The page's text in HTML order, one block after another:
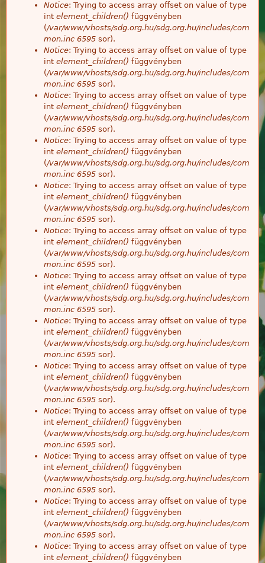
Notice: Trying to access array offset on value of type
int element_children() függvényben
(/var/www/vhosts/sdg.org.hu/sdg.org.hu/includes/com
mon.inc 6595 sor).
Notice: Trying to access array offset on value of type
int element_children() függvényben
(/var/www/vhosts/sdg.org.hu/sdg.org.hu/includes/com
mon.inc 6595 sor).
Notice: Trying to access array offset on value of type
int element_children() függvényben
(/var/www/vhosts/sdg.org.hu/sdg.org.hu/includes/com
mon.inc 6595 sor).
Notice: Trying to access array offset on value of type
int element_children() függvényben
(/var/www/vhosts/sdg.org.hu/sdg.org.hu/includes/com
mon.inc 6595 sor).
Notice: Trying to access array offset on value of type
int element_children() függvényben
(/var/www/vhosts/sdg.org.hu/sdg.org.hu/includes/com
mon.inc 6595 sor).
Notice: Trying to access array offset on value of type
int element_children() függvényben
(/var/www/vhosts/sdg.org.hu/sdg.org.hu/includes/com
mon.inc 6595 sor).
Notice: Trying to access array offset on value of type
int element_children() függvényben
(/var/www/vhosts/sdg.org.hu/sdg.org.hu/includes/com
mon.inc 6595 sor).
Notice: Trying to access array offset on value of type
int element_children() függvényben
(/var/www/vhosts/sdg.org.hu/sdg.org.hu/includes/com
mon.inc 6595 sor).
Notice: Trying to access array offset on value of type
int element_children() függvényben
(/var/www/vhosts/sdg.org.hu/sdg.org.hu/includes/com
mon.inc 6595 sor).
Notice: Trying to access array offset on value of type
int element_children() függvényben
(/var/www/vhosts/sdg.org.hu/sdg.org.hu/includes/com
mon.inc 6595 sor).
Notice: Trying to access array offset on value of type
int element_children() függvényben
(/var/www/vhosts/sdg.org.hu/sdg.org.hu/includes/com
mon.inc 6595 sor).
Notice: Trying to access array offset on value of type
int element_children() függvényben
(/var/www/vhosts/sdg.org.hu/sdg.org.hu/includes/com
mon.inc 6595 sor).
Notice: Trying to access array offset on value of type
int element_children() függvényben